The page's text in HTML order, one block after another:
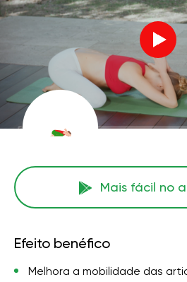
Mais fácil no
Efeito benéfico
Melhora a mobilidade das